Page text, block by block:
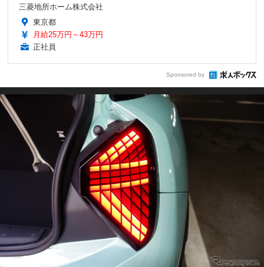
三菱地所ホーム株式会社
東京都
月給25万円～43万円
正社員
Sponsored by